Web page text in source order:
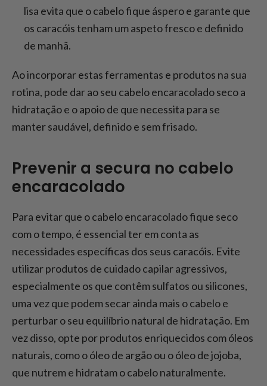
lisa evita que o cabelo fique áspero e garante que
os caracóis tenham um aspeto fresco e definido
de manhã.
Ao incorporar estas ferramentas e produtos na sua
rotina, pode dar ao seu cabelo encaracolado seco a
hidratação e o apoio de que necessita para se
manter saudável, definido e sem frisado.
Prevenir a secura no cabelo
encaracolado
Para evitar que o cabelo encaracolado fique seco
com o tempo, é essencial ter em conta as
necessidades específicas dos seus caracóis. Evite
utilizar produtos de cuidado capilar agressivos,
especialmente os que contêm sulfatos ou silicones,
uma vez que podem secar ainda mais o cabelo e
perturbar o seu equilíbrio natural de hidratação. Em
vez disso, opte por produtos enriquecidos com óleos
naturais, como o óleo de argão ou o óleo de jojoba,
que nutrem e hidratam o cabelo naturalmente.